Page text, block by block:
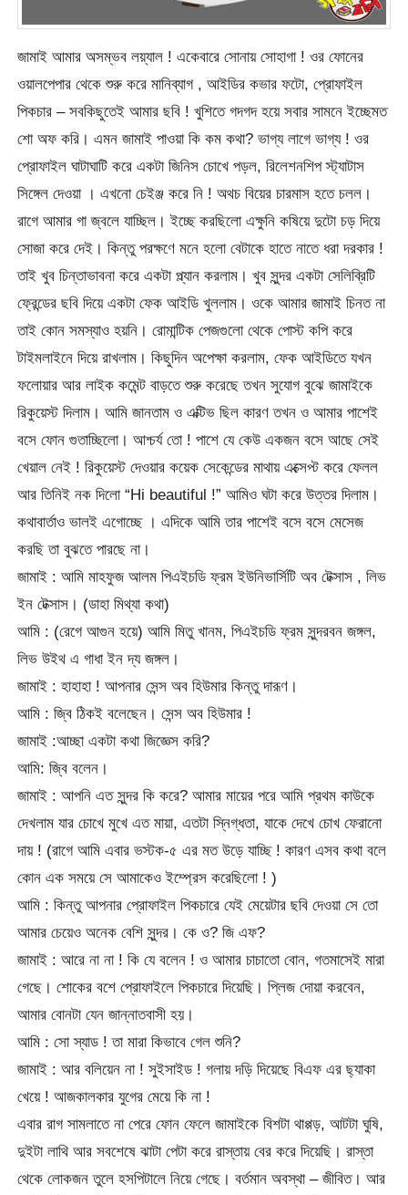
জামাই আমার অসম্ভব লয়্যাল ! একেবারে সোনায় সোহাগা ! ওর ফোনের
ওয়ালপেপার থেকে শুরু করে মানিব্যাগ , আইডির কভার ফটো, প্রোফাইল
পিকচার – সবকিছুতেই আমার ছবি ! খুশিতে গদগদ হয়ে সবার সামনে ইচ্ছেমত
শো অফ করি। এমন জামাই পাওয়া কি কম কথা? ভাগ্য লাগে ভাগ্য ! ওর
প্রোফাইল ঘাটাঘাটি করে একটা জিনিস চোখে পড়ল, রিলেশনশিপ স্ট্যাটাস
সিঙ্গেল দেওয়া । এখনো চেইঞ্জ করে নি ! অথচ বিয়ের চারমাস হতে চলল।
রাগে আমার গা জ্বলে যাচ্ছিল। ইচ্ছে করছিলো এক্ষুনি কষিয়ে দুটো চড় দিয়ে
সোজা করে দেই। কিন্তু পরক্ষণে মনে হলো বেটাকে হাতে নাতে ধরা দরকার !
তাই খুব চিন্তাভাবনা করে একটা প্ল্যান করলাম। খুব সুন্দর একটা সেলিব্রিটি
ফ্রেন্ডের ছবি দিয়ে একটা ফেক আইডি খুললাম। ওকে আমার জামাই চিনত না
তাই কোন সমস্যাও হয়নি। রোমান্টিক পেজগুলো থেকে পোস্ট কপি করে
টাইমলাইনে দিয়ে রাখলাম। কিছুদিন অপেক্ষা করলাম, ফেক আইডিতে যখন
ফলোয়ার আর লাইক কমেন্ট বাড়তে শুরু করেছে তখন সুযোগ বুঝে জামাইকে
রিকুয়েস্ট দিলাম। আমি জানতাম ও এক্টিভ ছিল কারণ তখন ও আমার পাশেই
বসে ফোন গুতাচ্ছিলো। আশ্চর্য তো ! পাশে যে কেউ একজন বসে আছে সেই
খেয়াল নেই ! রিকুয়েস্ট দেওয়ার কয়েক সেকেন্ডের মাথায় এক্সেপ্ট করে ফেলল
আর তিনিই নক দিলো “Hi beautiful !” আমিও ঘটা করে উত্তর দিলাম।
কথাবার্তাও ভালই এগোচ্ছে । এদিকে আমি তার পাশেই বসে বসে মেসেজ
করছি তা বুঝতে পারছে না।
জামাই : আমি মাহফুজ আলম পিএইচডি ফ্রম ইউনিভার্সিটি অব টেক্সাস , লিভ
ইন টেক্সাস। (ডাহা মিথ্যা কথা)
আমি : (রেগে আগুন হয়ে) আমি মিতু খানম, পিএইচডি ফ্রম সুন্দরবন জঙ্গল,
লিভ উইথ এ গাধা ইন দ্য জঙ্গল।
জামাই : হাহাহা ! আপনার সেন্স অব হিউমার কিন্তু দারূণ।
আমি : জ্বি ঠিকই বলেছেন। সেন্স অব হিউমার !
জামাই :আচ্ছা একটা কথা জিজ্ঞেস করি?
আমি: জ্বি বলেন।
জামাই : আপনি এত সুন্দর কি করে? আমার মায়ের পরে আমি প্রথম কাউকে
দেখলাম যার চোখে মুখে এত মায়া, এতটা স্নিগ্ধতা, যাকে দেখে চোখ ফেরানো
দায় ! (রাগে আমি এবার ভস্টক-৫ এর মত উড়ে যাচ্ছি ! কারণ এসব কথা বলে
কোন এক সময়ে সে আমাকেও ইম্প্রেস করেছিলো ! )
আমি : কিন্তু আপনার প্রোফাইল পিকচারে যেই মেয়েটার ছবি দেওয়া সে তো
আমার চেয়েও অনেক বেশি সুন্দর। কে ও? জি এফ?
জামাই : আরে না না ! কি যে বলেন ! ও আমার চাচাতো বোন, গতমাসেই মারা
গেছে। শোকের বশে প্রোফাইলে পিকচারে দিয়েছি। প্লিজ দোয়া করবেন,
আমার বোনটা যেন জান্নাতবাসী হয়।
আমি : সো স্যাড ! তা মারা কিভাবে গেল শুনি?
জামাই : আর বলিয়েন না ! সুইসাইড ! গলায় দড়ি দিয়েছে বিএফ এর ছ্যাকা
খেয়ে ! আজকালকার যুগের মেয়ে কি না !
এবার রাগ সামলাতে না পেরে ফোন ফেলে জামাইকে বিশটা থাপ্পড়, আটটা ঘুষি,
দুইটা লাথি আর সবশেষে ঝাটা পেটা করে রাস্তায় বের করে দিয়েছি। রাস্তা
থেকে লোকজন তুলে হসপিটালে নিয়ে গেছে। বর্তমান অবস্থা – জীবিত। আর